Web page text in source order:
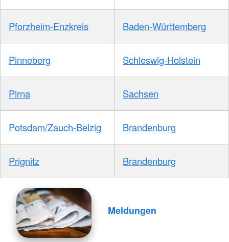
Pforzheim-Enzkreis Baden-Württemberg
Pinneberg Schleswig-Holstein
Pirna Sachsen
Potsdam/Zauch-Belzig Brandenburg
Prignitz Brandenburg
Meldungen